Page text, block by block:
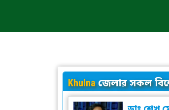
Khulnaজেলার সকল